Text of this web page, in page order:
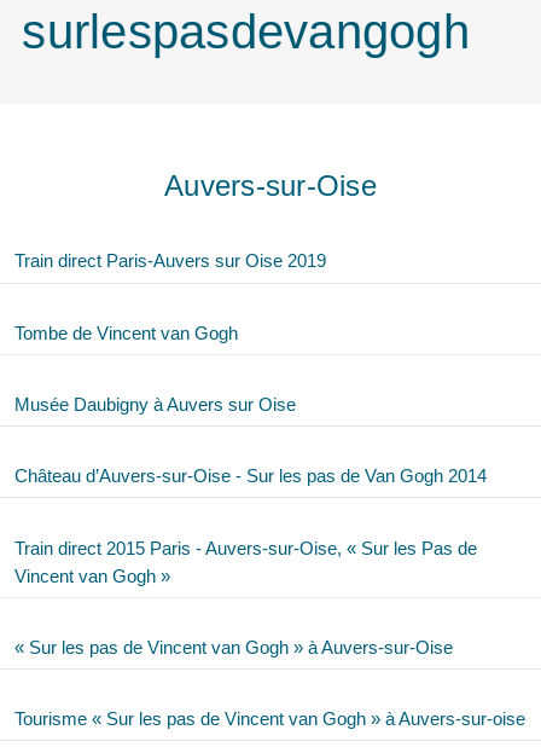
surlespasdevangogh
Auvers-sur-Oise
Train direct Paris-Auvers sur Oise 2019
Tombe de Vincent van Gogh
Musée Daubigny à Auvers sur Oise
Château d’Auvers-sur-Oise - Sur les pas de Van Gogh 2014
Train direct 2015 Paris - Auvers-sur-Oise, « Sur les Pas de
Vincent van Gogh »
« Sur les pas de Vincent van Gogh » à Auvers-sur-Oise
Tourisme « Sur les pas de Vincent van Gogh » à Auvers-sur-oise